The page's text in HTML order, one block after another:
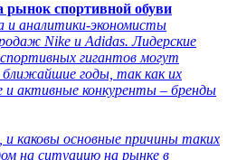
рынок спортивной обуви
и аналитики-экономисты
Nike и Adidas. Лидерские
гигантов могут
ближайшие годы, так как их
активные конкуренты – бренды
каковы основные причины таких
на ситуацию на рынке в